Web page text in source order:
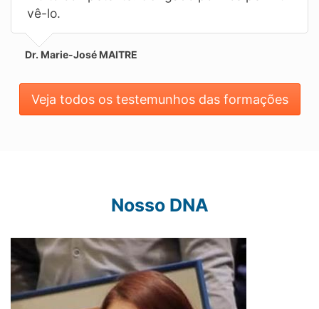
vê-lo.
Dr. Marie-José MAITRE
Veja todos os testemunhos das formações
Nosso DNA